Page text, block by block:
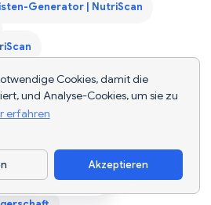
Cookies, damit die
und Analyse-Cookies, um sie zu
erfahren
Akzeptieren
Generator | NutriScan
Analysator & Planer
NutriScan für PCOS
herunterladen